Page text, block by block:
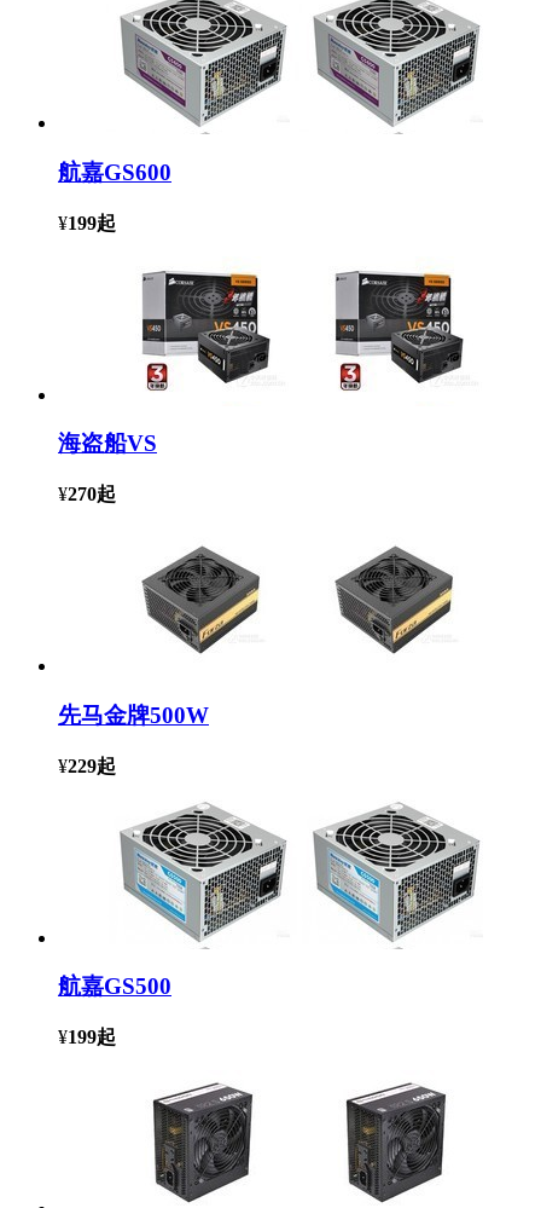
航嘉GS600
¥199起
海盗船VS
¥270起
先马金牌500W
¥229起
航嘉GS500
¥199起